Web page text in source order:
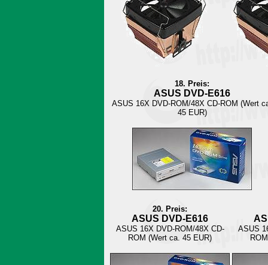
18. Preis:
ASUS DVD-E616
ASUS 16X DVD-ROM/48X CD-ROM (Wert
45 EUR)
20. Preis:
ASUS DVD-E616
ASUS 16X DVD-ROM/48X CD-
ROM (Wert ca. 45 EUR)
ASUS